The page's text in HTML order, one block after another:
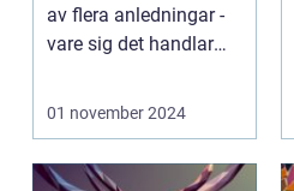
av flera anledningar -
vare sig det handlar
01 november 2024